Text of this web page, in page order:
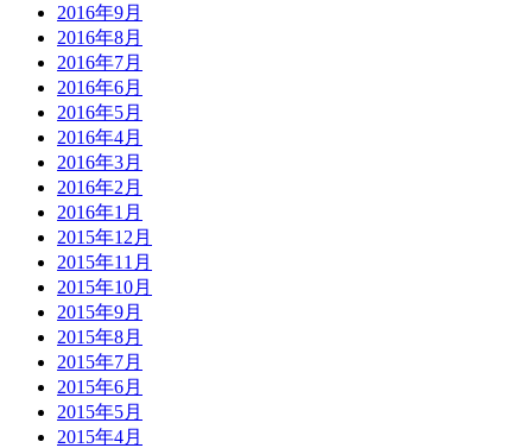
2016年9月
2016年8月
2016年7月
2016年6月
2016年5月
2016年4月
2016年3月
2016年2月
2016年1月
2015年12月
2015年11月
2015年10月
2015年9月
2015年8月
2015年7月
2015年6月
2015年5月
2015年4月